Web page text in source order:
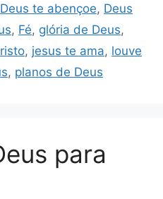
Deus te abençoe, Deus
, Fé, glória de Deus,
, jesus te ama, louve
, planos de Deus
para